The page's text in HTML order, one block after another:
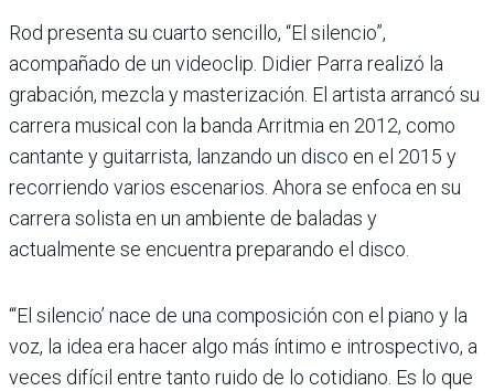
Rod presenta su cuarto sencillo, “El silencio”,
acompañado de un videoclip. Didier Parra realizó la
grabación, mezcla y masterización. El artista arrancó su
carrera musical con la banda Arritmia en 2012, como
cantante y guitarrista, lanzando un disco en el 2015 y
recorriendo varios escenarios. Ahora se enfoca en su
carrera solista en un ambiente de baladas y
actualmente se encuentra preparando el disco.
“‘El silencio’ nace de una composición con el piano y la
voz, la idea era hacer algo más íntimo e introspectivo, a
veces difícil entre tanto ruido de lo cotidiano. Es lo que